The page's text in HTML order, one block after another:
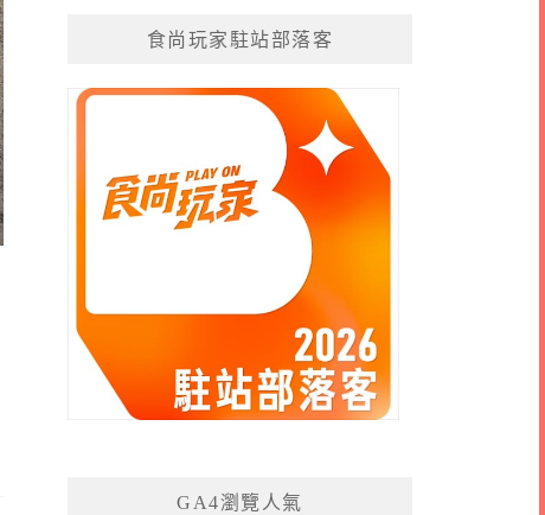
食尚玩家駐站部落客
GA4瀏覽人氣